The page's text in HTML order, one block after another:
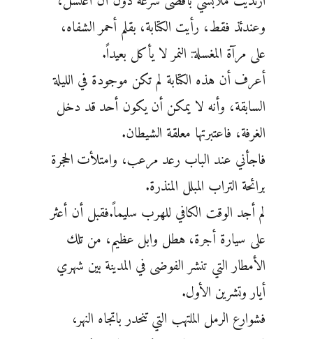
وعندئذ فقط، رأيت الكتابة، بقلم أحمر الشفاه،
على مرآة المغسلة: النمر لا ‏يأكل بعيداً.
أعرف أن هذه الكتابة لم تكن موجودة في الليلة
السابقة، وأنه لا يمكن أن يكون أحد قد دخل
‏الغرفة، فاعتبرتها معلقة الشيطان.
فاجأني عند الباب رعد مرعب، وامتلأت الحجرة
برائحة التراب المبلل المنذرة.
لم ‏أجد الوقت الكافي للهرب سليماً.فقبل أن أعثر
على سيارة أجرة، هطل وابل عظيم، من تلك
الأمطار التي تنشر ‏الفوضى في المدينة بين شهري
أيار وتشرين الأول.
فشوارع الرمل الملتهب التي تنحدر باتجاه النهر،